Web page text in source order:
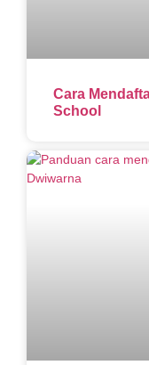
Cara
School